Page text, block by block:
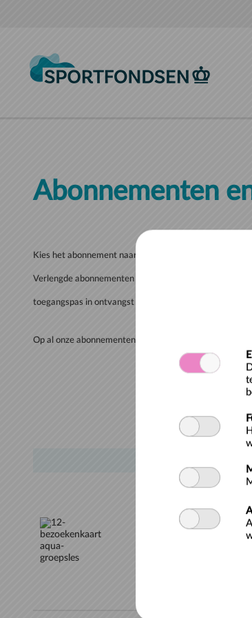
Abonnementen
Kies het abonnement naar keuze, bestel en reken af
Verlengde abonnementen zijn direct na het voltooien
toegangspas in ontvangst te nemen.
Op al onze abonnementen / meerbezoekenkaarten zijn
12-
het moment van